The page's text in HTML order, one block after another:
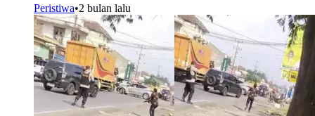
Peristiwa•2 bulan lalu